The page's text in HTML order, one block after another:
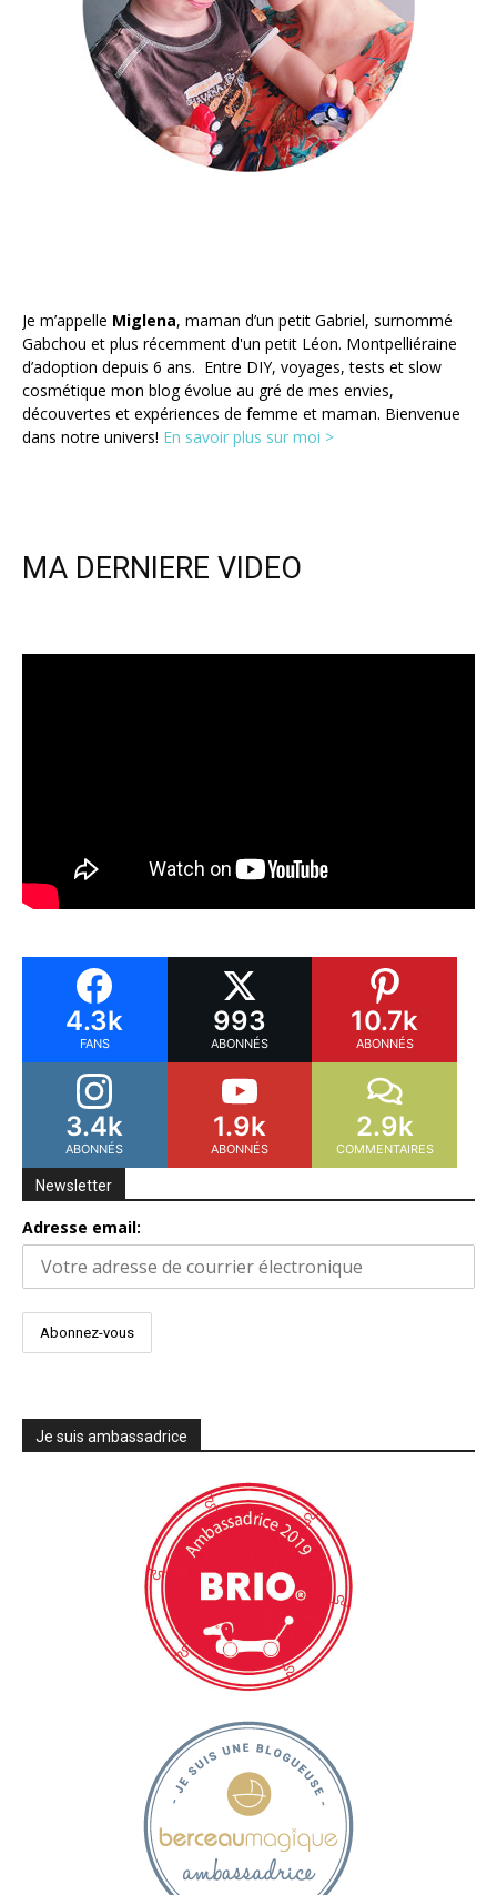
Je m’appelle Miglena, maman d’un petit Gabriel, surnommé
Gabchou et plus récemment d'un petit Léon. Montpelliéraine
d’adoption depuis 6 ans. Entre DIY, voyages, tests et slow
cosmétique mon blog évolue au gré de mes envies,
découvertes et expériences de femme et maman. Bienvenue
dans notre univers! En savoir plus sur moi >
MA DERNIERE VIDEO
4.3k
FANS
993
ABONNÉS
10.7k
ABONNÉS
3.4k
ABONNÉS
1.9k
ABONNÉS
2.9k
COMMENTAIRES
Newsletter
Adresse email:
Je suis ambassadrice